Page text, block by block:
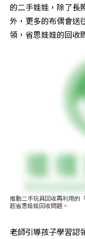
的二手娃娃，除了長
外，更多的布偶會送
領，省思娃娃的回收
推動二手玩具回收再利用的
起省思娃娃回收問題。
老師引導孩子學習認